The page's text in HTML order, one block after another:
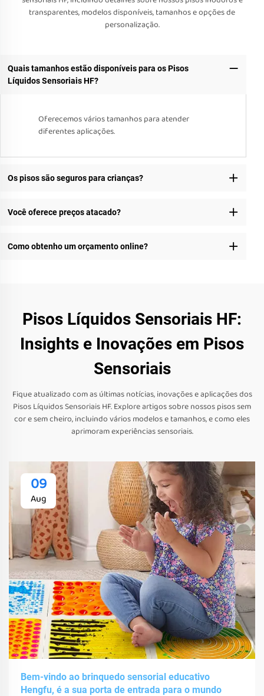
transparentes, modelos disponíveis, tamanhos e opções de
personalização.
Quais tamanhos estão disponíveis para os Pisos
Líquidos Sensoriais HF?
Oferecemos vários tamanhos para atender
diferentes aplicações.
Os pisos são seguros para crianças?
Você oferece preços atacado?
Como obtenho um orçamento online?
Pisos Líquidos Sensoriais HF:
Insights e Inovações em Pisos
Sensoriais
Fique atualizado com as últimas notícias, inovações e aplicações dos
Pisos Líquidos Sensoriais HF. Explore artigos sobre nossos pisos sem
cor e sem cheiro, incluindo vários modelos e tamanhos, e como eles
aprimoram experiências sensoriais.
09
Aug
Bem-vindo ao brinquedo sensorial educativo
Hengfu, é a sua porta de entrada para o mundo